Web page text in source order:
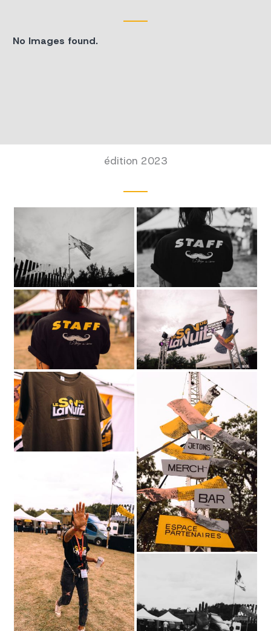
No Images found.
édition 2023